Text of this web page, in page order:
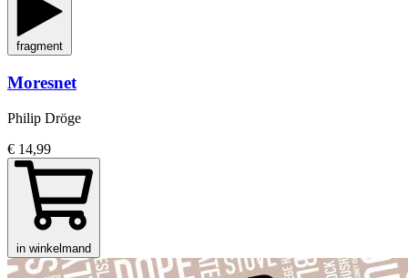
fragment
Moresnet
Philip Dröge
€ 14,99
in winkelmand